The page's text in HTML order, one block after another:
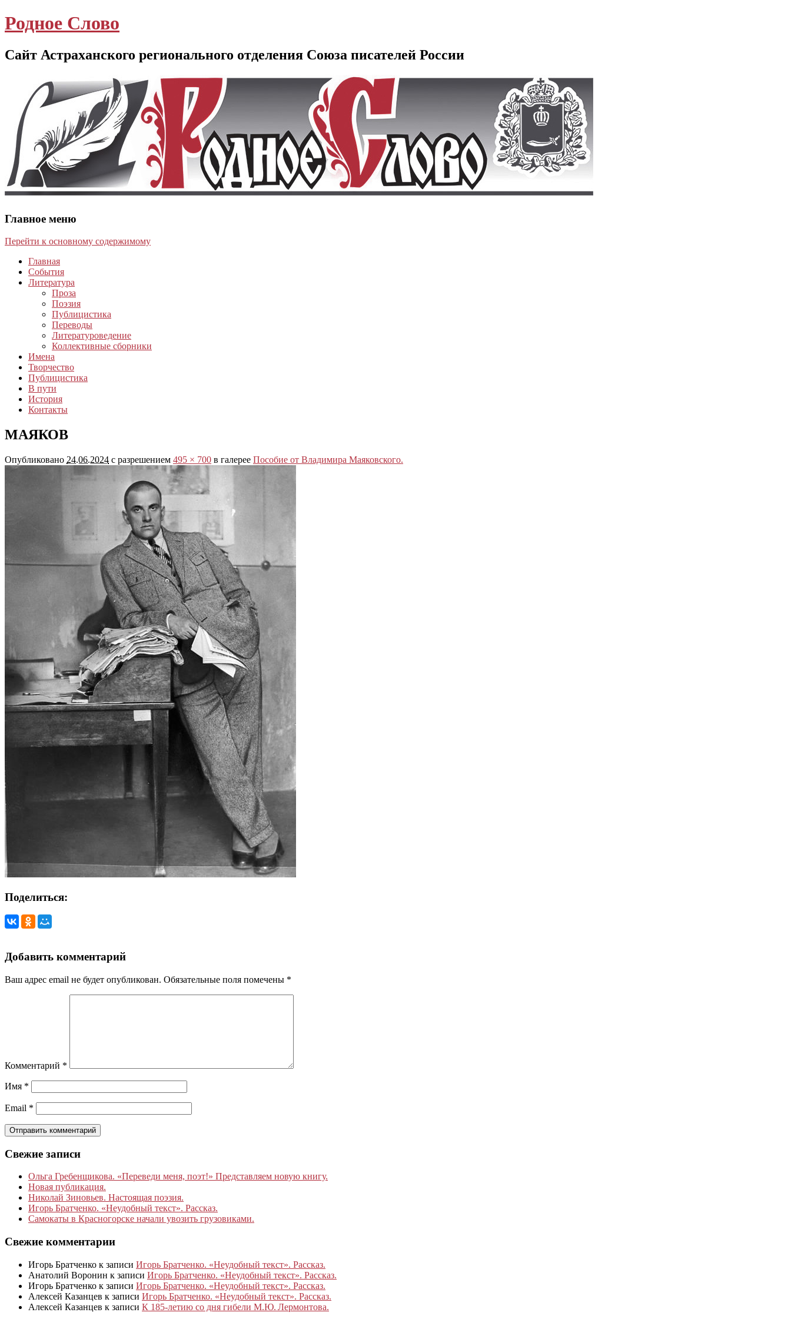
Родное Слово
Сайт Астраханского регионального отделения Союза писателей России
Главное меню
Перейти к основному содержимому
Главная
События
Литература
Проза
Поэзия
Публицистика
Переводы
Литературоведение
Коллективные сборники
Имена
Творчество
Публицистика
В пути
История
Контакты
МАЯКОВ
Опубликовано 24.06.2024 с разрешением 495 × 700 в галерее Пособие от Владимира Маяковского.
Поделиться:
Добавить комментарий
Ваш адрес email не будет опубликован. Обязательные поля помечены *
Комментарий *
Имя *
Email *
Свежие записи
Ольга Гребенщикова. «Переведи меня, поэт!» Представляем новую книгу.
Новая публикация.
Николай Зиновьев. Настоящая поэзия.
Игорь Братченко. «Неудобный текст». Рассказ.
Самокаты в Красногорске начали увозить грузовиками.
Свежие комментарии
Игорь Братченко к записи Игорь Братченко. «Неудобный текст». Рассказ.
Анатолий Воронин к записи Игорь Братченко. «Неудобный текст». Рассказ.
Игорь Братченко к записи Игорь Братченко. «Неудобный текст». Рассказ.
Алексей Казанцев к записи Игорь Братченко. «Неудобный текст». Рассказ.
Алексей Казанцев к записи К 185‑летию со дня гибели М.Ю. Лермонтова.